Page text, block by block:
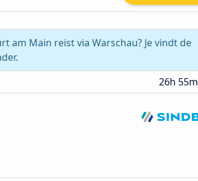
am Main reist via Warschau? Je vindt de
26h 55m